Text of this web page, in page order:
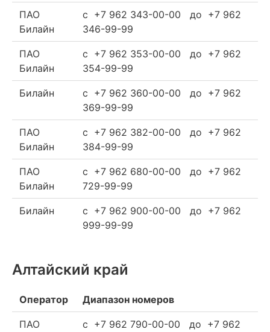
ПАО
Билайн
c +7 962 343-00-00 до +7 962
346-99-99
ПАО
Билайн
c +7 962 353-00-00 до +7 962
354-99-99
Билайн
c +7 962 360-00-00 до +7 962
369-99-99
ПАО
Билайн
c +7 962 382-00-00 до +7 962
384-99-99
ПАО
Билайн
c +7 962 680-00-00 до +7 962
729-99-99
Билайн
c +7 962 900-00-00 до +7 962
999-99-99
Алтайский край
Оператор Диапазон номеров
ПАО
c +7 962 790-00-00 до +7 962